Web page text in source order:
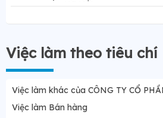
Việc làm theo tiêu chí
Việc làm khác của CÔNG TY CỔ
Việc làm Bán hàng